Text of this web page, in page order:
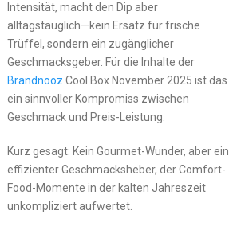
Intensität, macht den Dip aber
alltagstauglich—kein Ersatz für frische
Trüffel, sondern ein zugänglicher
Geschmacksgeber. Für die Inhalte der
Brandnooz Cool Box November 2025 ist das
ein sinnvoller Kompromiss zwischen
Geschmack und Preis-Leistung.
Kurz gesagt: Kein Gourmet-Wunder, aber ein
effizienter Geschmacksheber, der Comfort-
Food-Momente in der kalten Jahreszeit
unkompliziert aufwertet.